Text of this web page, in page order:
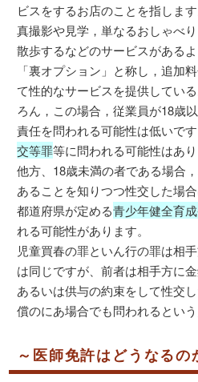
ビスをするお店のことを指しま
真撮影や見学，単なるおしゃべ
散歩するなどのサービスがある
「裏オプション」と称し，追加
て性的なサービスを提供してい
ろん，この場合，従業員が18歳
責任を問われる可能性は低いで
交等罪等に問われる可能性はあり
他方、18歳未満の者である場合
あることを知りつつ性交した場
都道府県が定める青少年健全育
れる可能性があります。
児童買春の罪といん行の罪は相
は同じですが、前者は相手方に
あるいは供与の約束をして性交
償のにあ場合でも問われるという
～医師免許はどうなるの